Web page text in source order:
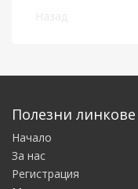
Полезни линкове
Начало
За нас
Регистрация